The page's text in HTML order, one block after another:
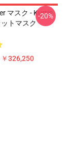
マスク - Kurtis
トマスク
￥326,250
-20%